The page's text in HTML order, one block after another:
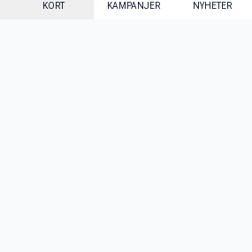
KORT KAMPANJER NYHETER